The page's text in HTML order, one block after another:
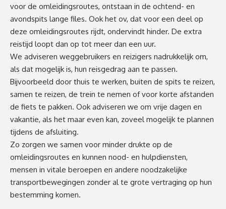
voor de omleidingsroutes, ontstaan in de ochtend- en
avondspits lange files. Ook het ov, dat voor een deel op
deze omleidingsroutes rijdt, ondervindt hinder. De extra
reistijd loopt dan op tot meer dan een uur.
We adviseren weggebruikers en reizigers nadrukkelijk om,
als dat mogelijk is, hun reisgedrag aan te passen.
Bijvoorbeeld door thuis te werken, buiten de spits te reizen,
samen te reizen, de trein te nemen of voor korte afstanden
de fiets te pakken. Ook adviseren we om vrije dagen en
vakantie, als het maar even kan, zoveel mogelijk te plannen
tijdens de afsluiting.
Zo zorgen we samen voor minder drukte op de
omleidingsroutes en kunnen nood- en hulpdiensten,
mensen in vitale beroepen en andere noodzakelijke
transportbewegingen zonder al te grote vertraging op hun
bestemming komen.